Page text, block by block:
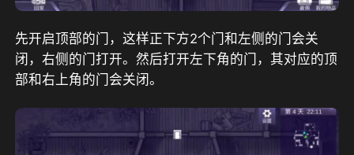
先开启顶部的门，这样正下方2个门和左侧的门会关
闭，右侧的门打开。然后打开左下角的门，其对应的顶
部和右上角的门会关闭。